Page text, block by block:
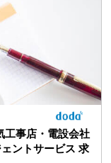
工事店・電設会社
ントサービス 求